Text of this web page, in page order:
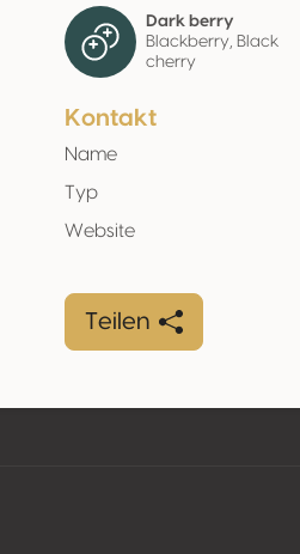
Dark berry
Blackberry, Black
cherry
Kontakt
Name
Typ
Website
Teilen